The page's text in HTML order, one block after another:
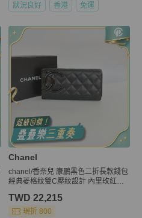
狀況良好 香港 免運
Chanel
chanel/香奈兒 康鵬黑色二折長款錢包
經典菱格紋雙C壓紋設計 內里玫紅色
TWD 22,215
現折 800